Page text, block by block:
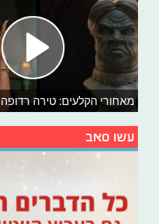
מאחורי הקלעים: טירה רדופה
עשו סאב